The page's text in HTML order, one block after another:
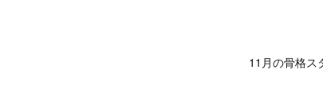
11月の骨格ス